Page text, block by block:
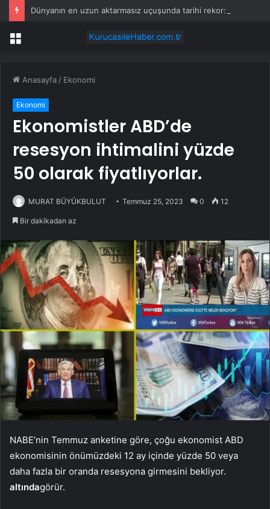
Menü
Anasayfa / Ekonomi
Ekonomi
Ekonomistler ABD’de
resesyon ihtimalini yüzde
50 olarak fiyatlıyorlar.
MURAT BÜYÜKBULUT Temmuz 25, 2023 0 12
Bir dakikadan az
NABE’nin Temmuz anketine göre, çoğu ekonomist ABD
ekonomisinin önümüzdeki 12 ay içinde yüzde 50 veya
daha fazla bir oranda resesyona girmesini bekliyor.
altındagörür.